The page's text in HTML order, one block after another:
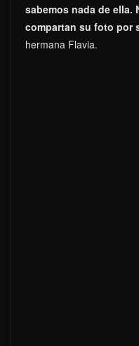
sabemos nada de ella.
compartan su foto por
hermana Flavia.